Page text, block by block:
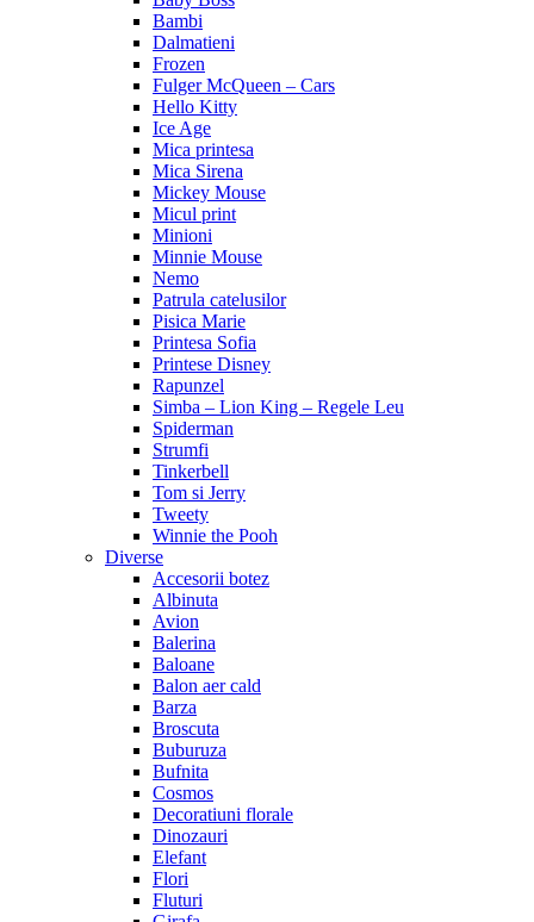
Bambi
Dalmatieni
Frozen
Fulger McQueen – Cars
Hello Kitty
Ice Age
Mica printesa
Mica Sirena
Mickey Mouse
Micul print
Minioni
Minnie Mouse
Nemo
Patrula catelusilor
Pisica Marie
Printesa Sofia
Printese Disney
Rapunzel
Simba – Lion King – Regele Leu
Spiderman
Strumfi
Tinkerbell
Tom si Jerry
Tweety
Winnie the Pooh
Diverse
Accesorii botez
Albinuta
Avion
Balerina
Baloane
Balon aer cald
Barza
Broscuta
Buburuza
Bufnita
Cosmos
Decoratiuni florale
Dinozauri
Elefant
Flori
Fluturi